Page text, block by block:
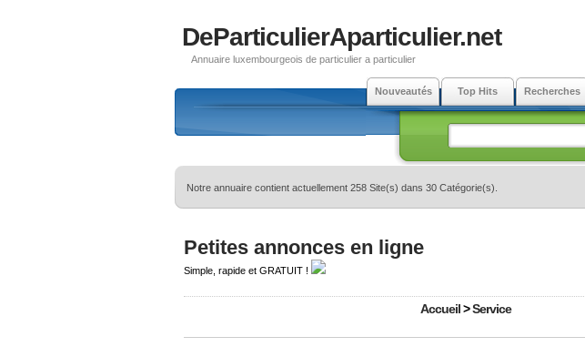
DeParticulierAparticulier.net
Annuaire luxembourgeois de particulier a particulier
Nouveautés Top Hits Recherches
Notre annuaire contient actuellement 258 Site(s) dans 30 Catégorie(s).
Petites annonces en ligne
Simple, rapide et GRATUIT !
Accueil>Service